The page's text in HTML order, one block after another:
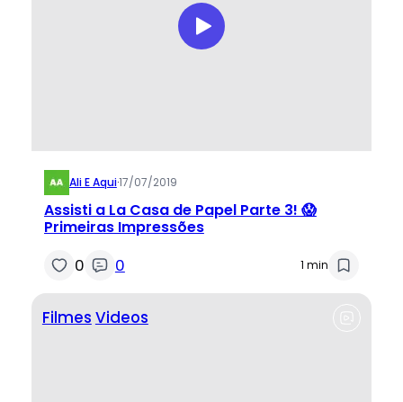
Ali E Aqui·17/07/2019
Assisti a La Casa de Papel Parte 3! 😱
Primeiras Impressões
0 0 1 min
Filmes Videos